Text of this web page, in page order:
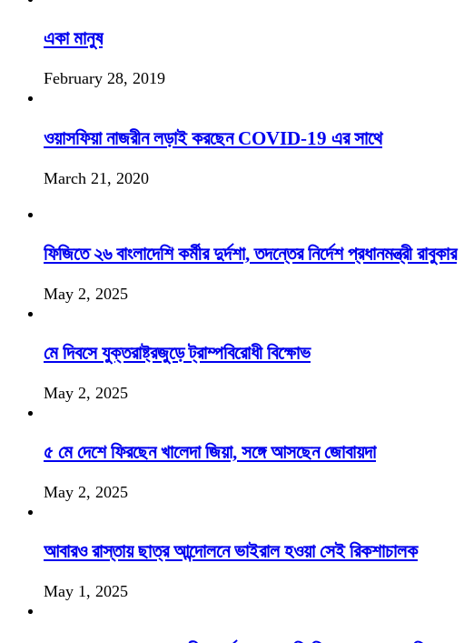
একা মানুষ
February 28, 2019
ওয়াসফিয়া নাজরীন লড়াই করছেন COVID-19 এর সাথে
March 21, 2020
ফিজিতে ২৬ বাংলাদেশি কর্মীর দুর্দশা, তদন্তের নির্দেশ প্রধানমন্ত্রী রাবুকার
May 2, 2025
মে দিবসে যুক্তরাষ্ট্রজুড়ে ট্রাম্পবিরোধী বিক্ষোভ
May 2, 2025
৫ মে দেশে ফিরছেন খালেদা জিয়া, সঙ্গে আসছেন জোবায়দা
May 2, 2025
আবারও রাস্তায় ছাত্র আন্দোলনে ভাইরাল হওয়া সেই রিকশাচালক
May 1, 2025